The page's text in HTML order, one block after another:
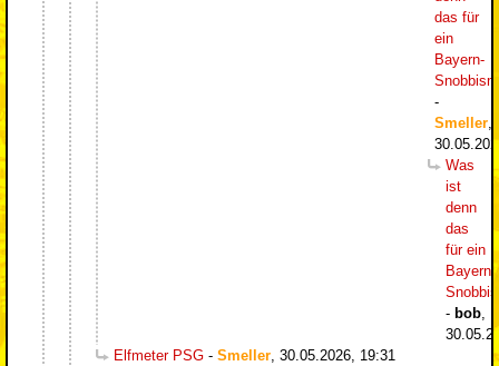
das für
ein
Bayern-
-
Smeller
Was
ist
denn
das
für ein
Bayern-
- bob
Elfmeter PSG - Smeller 30.05.2026, 19:31